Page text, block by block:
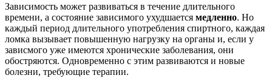
Зависимость может развиваться в течение длительного
времени, а состояние зависимого ухудшается медленно. Но
каждый период длительного употребления спиртного, каждая
ломка вызывает повышенную нагрузку на органы и, если у
зависмого уже имеются хронические заболевания, они
обостряются. Одновременно с этим развиваются и новые
болезни, требующие терапии.